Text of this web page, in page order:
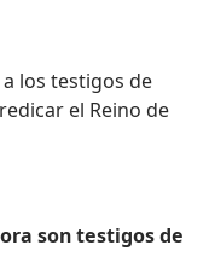
los testigos de
el Reino de
son testigos de